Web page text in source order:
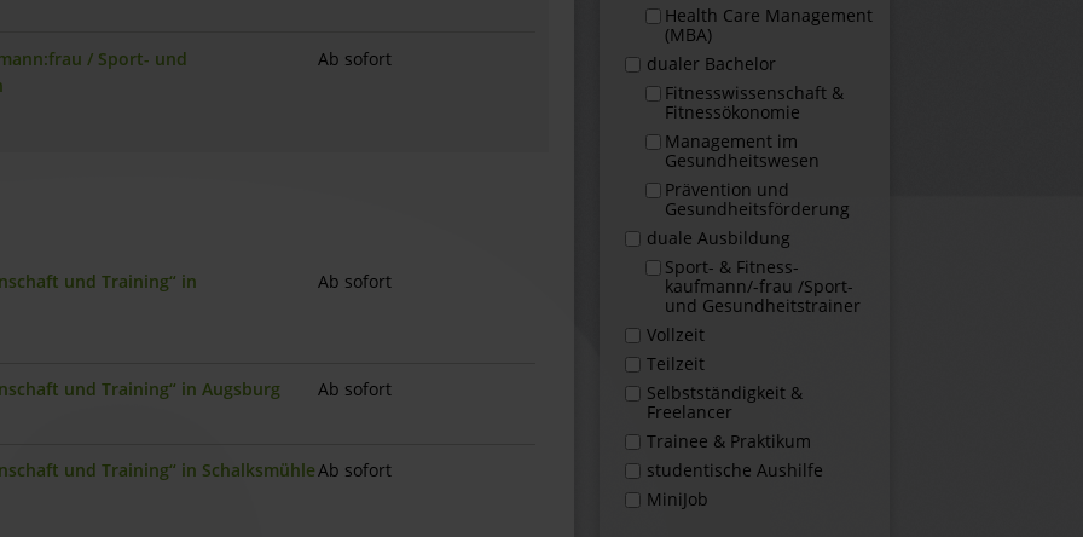
Health Care Management
(MBA)
dualer Bachelor
Fitness­wissenschaft &
Fitness­ökonomie
Management im
Gesundheits­wesen
Prävention und
Gesundheitsförderung
duale Ausbildung
Sport- & Fitness­
kaufmann/-frau /Sport-
und Gesundheits­trainer
Vollzeit
Teilzeit
Selbstständigkeit &
Freelancer
Trainee & Praktikum
studentische Aushilfe
MiniJob
/ Sport- und
Ab sofort
und Training“ in
Ab sofort
und Training“ in Augsburg
Ab sofort
und Training“ in SchalksmühleAb sofort